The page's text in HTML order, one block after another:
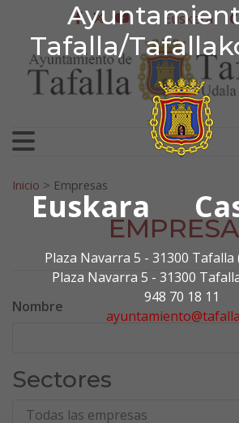
Tafalla/
Euskara
Plaza Navarra 5 - 31300 Tafalla
Plaza Navarra 5 - 31300
948 70 18 11
Ir al contenidofacebook
twitter
youtube
Euskera
Search for:
Inicio > Empresas
Nombre
Sectores